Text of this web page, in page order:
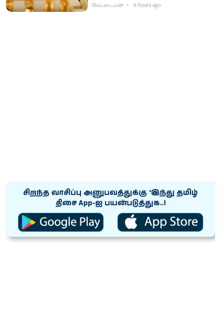
வேட்டையன் 19 hours ago
சிறந்த வாசிப்பு அனுபவத்துக்கு ‘இந்து தமிழ்
திசை App-ஐ பயன்படுத்துக..!